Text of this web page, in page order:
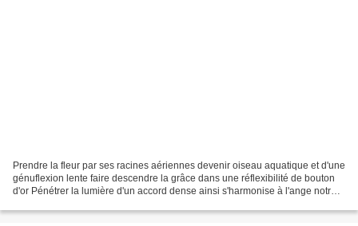
Prendre la fleur par ses racines aériennes devenir oiseau aquatique et d'une
génuflexion lente faire descendre la grâce dans une réflexibilité de bouton
d'or Pénétrer la lumière d'un accord dense ainsi s'harmonise à l'ange notre